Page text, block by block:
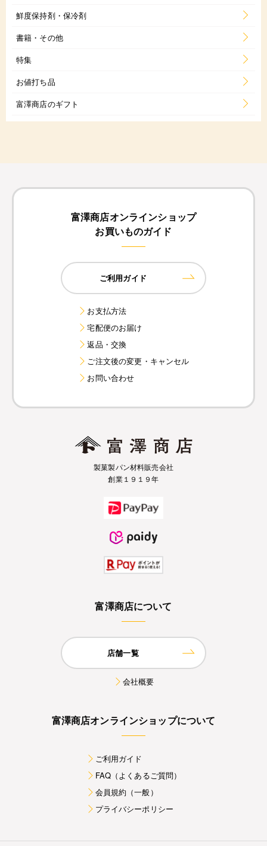
鮮度保持剤・保冷剤
書籍・その他
特集
お値打ち品
富澤商店のギフト
富澤商店オンラインショップ
お買いものガイド
ご利用ガイド
お支払方法
宅配便のお届け
返品・交換
ご注文後の変更・キャンセル
お問い合わせ
製菓製パン材料販売会社
創業１９１９年
富澤商店について
店舗一覧
会社概要
富澤商店オンラインショップについて
ご利用ガイド
FAQ（よくあるご質問）
会員規約（一般）
プライバシーポリシー